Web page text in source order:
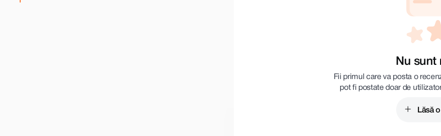
Nu sunt
Fii primul care va posta o
pot fi postate doar de
Lăsă